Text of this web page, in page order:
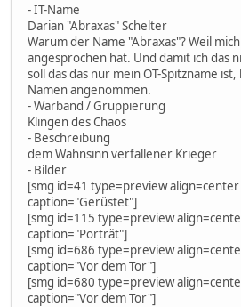
- IT-Name
Darian "Abraxas" Schelter
Warum der Name "Abraxas"? Weil
angesprochen hat. Und damit ich das
soll das das nur mein OT-Spitzname
Namen angenommen.
- Warband / Gruppierung
Klingen des Chaos
- Beschreibung
dem Wahnsinn verfallener Krieger
- Bilder
[smg id=41 type=preview
caption="Gerüstet"]
[smg id=115 type=preview
caption="Porträt"]
[smg id=686 type=preview
caption="Vor dem Tor"]
[smg id=680 type=preview
caption="Vor dem Tor"]